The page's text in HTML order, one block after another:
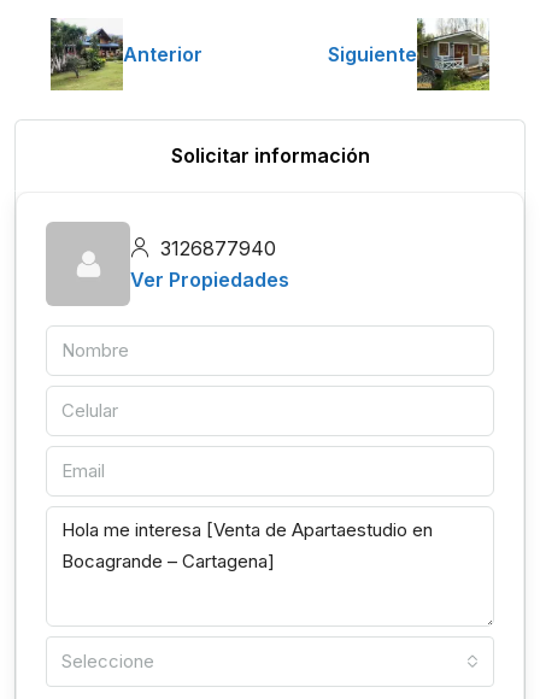
Anterior Siguiente
Solicitar información
3126877940
Ver Propiedades
Seleccione